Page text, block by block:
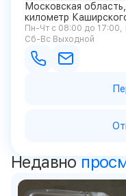
Московская
километр
Пн-Чт с 08:00 до 17:00
Сб-Вс Выходной
Недавно